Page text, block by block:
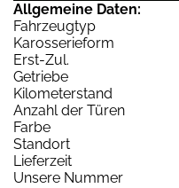
Allgemeine Daten:
Fahrzeugtyp
Karosserieform
Erst-Zul.
Getriebe
Kilometerstand
Anzahl der Türen
Farbe
Standort
Lieferzeit
Unsere Nummer